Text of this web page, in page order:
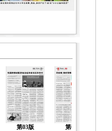
第03版
第04版